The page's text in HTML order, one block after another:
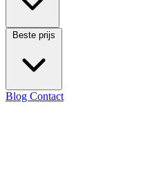
Beste prijs
Blog Contact